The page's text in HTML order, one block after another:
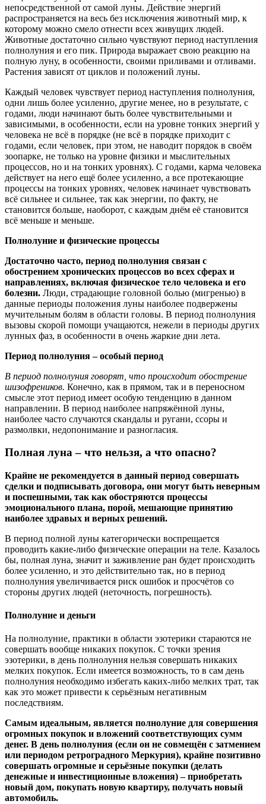
непосредственной от самой луны. Действие энергий
распространяется на весь без исключения животный мир, к
которому можно смело отнести всех живущих людей.
Животные достаточно сильно чувствуют период наступления
полнолуния и его пик. Природа выражает свою реакцию на
полную луну, в особенности, своими приливами и отливами.
Растения зависят от циклов и положений луны.
Каждый человек чувствует период наступления полнолуния,
одни лишь более усиленно, другие менее, но в результате, с
годами, люди начинают быть более чувствительными и
зависимыми, в особенности, если на уровне тонких энергий у
человека не всё в порядке (не всё в порядке приходит с
годами, если человек, при этом, не наводит порядок в своём
зоопарке, не только на уровне физики и мыслительных
процессов, но и на тонких уровнях). С годами, карма человека
действует на него ещё более усиленно, а все протекающие
процессы на тонких уровнях, человек начинает чувствовать
всё сильнее и сильнее, так как энергии, по факту, не
становится больше, наоборот, с каждым днём её становится
всё меньше и меньше.
Полнолуние и физические процессы
Достаточно часто, период полнолуния связан с
обострением хронических процессов во всех сферах и
направлениях, включая физическое тело человека и его
болезни. Люди, страдающие головной болью (мигренью) в
данные периоды положения луны наиболее подвержены
мучительным болям в области головы. В период полнолуния
вызовы скорой помощи учащаются, нежели в периоды других
лунных фаз, в особенности в очень жаркие дни лета.
Период полнолуния – особый период
В период полнолуния говорят, что происходит обострение
шизофреников. Конечно, как в прямом, так и в переносном
смысле этот период имеет особую тенденцию в данном
направлении. В период наиболее напряжённой луны,
наиболее часто случаются скандалы и ругани, ссоры и
размолвки, недопонимание и разногласия.
Полная луна – что нельзя, а что опасно?
Крайне не рекомендуется в данный период совершать
сделки и подписывать договора, они могут быть неверным
и поспешными, так как обостряются процессы
эмоционального плана, порой, мешающие принятию
наиболее здравых и верных решений.
В период полной луны категорически воспрещается
проводить какие-либо физические операции на теле. Казалось
бы, полная луна, значит и заживление ран будет происходить
более усиленно, и это действительно так, но в период
полнолуния увеличивается риск ошибок и просчётов со
стороны других людей (неточность, погрешность).
Полнолуние и деньги
На полнолуние, практики в области эзотерики стараются не
совершать вообще никаких покупок. С точки зрения
эзотерики, в день полнолуния нельзя совершать никаких
мелких покупок. Если имеется возможность, то в сам день
полнолуния необходимо избегать каких-либо мелких трат, так
как это может привести к серьёзным негативным
последствиям.
Самым идеальным, является полнолуние для совершения
огромных покупок и вложений соответствующих сумм
денег. В день полнолуния (если он не совмещён с затмением
или периодом ретроградного Меркурия), крайне позитивно
совершать огромные и серьёзные покупки (делать
денежные и инвестиционные вложения) – приобретать
новый дом, покупать новую квартиру, получать новый
автомобиль.